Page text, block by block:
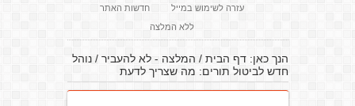
עזרה לשימוש במייל
חדשות האתר
ללא המלצה
הנך כאן:דף הבית / המלצה - לא להעביר /נוהל
חדש לביטול תורים: מה שצריך לדעת